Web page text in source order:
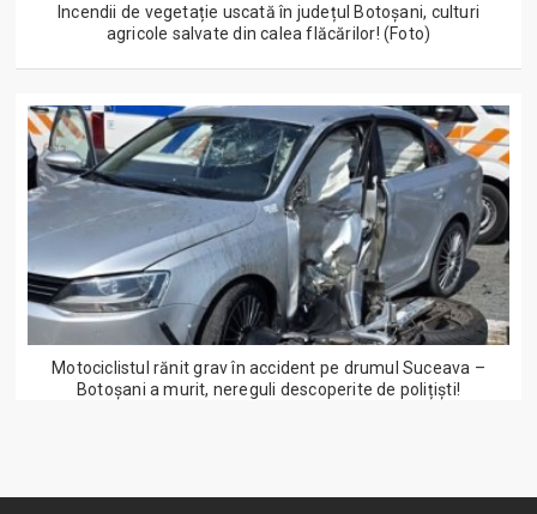
Incendii de vegetație uscată în județul Botoșani, culturi
agricole salvate din calea flăcărilor! (Foto)
Motociclistul rănit grav în accident pe drumul Suceava –
Botoșani a murit, nereguli descoperite de polițiști!